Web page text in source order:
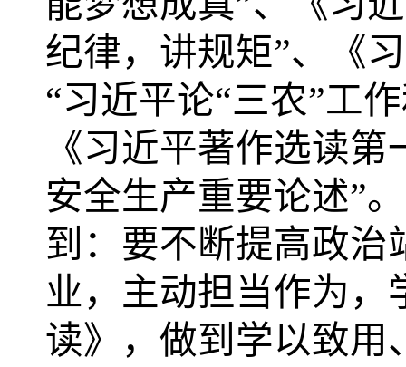
纪律，讲规矩”、《
“习近平论“三农”工
《习近平著作选读
安全生产重要论述”
到：要不断提高政治
业，主动担当作为，
读》，做到学以致用